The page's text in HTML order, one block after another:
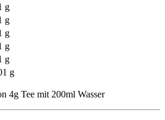
g
g
g
g
g
g
4g Tee mit 200ml Wasser